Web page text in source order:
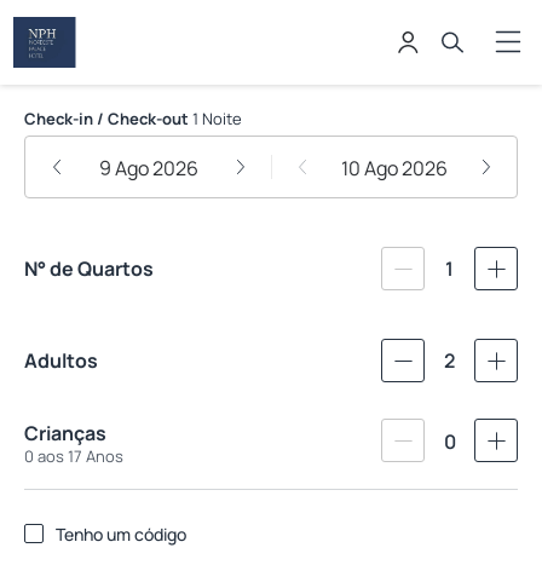
Nordeste Palace Hotel - Fortaleza
Check-in / Check-out 1 Noite
9 Ago 2026 10 Ago 2026
N° de Quartos 1
Adultos 2
Crianças
0 aos 17 Anos
0
Tenho um código